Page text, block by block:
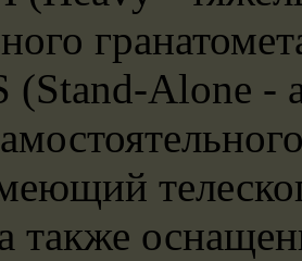
(Stand-Alone -
а также